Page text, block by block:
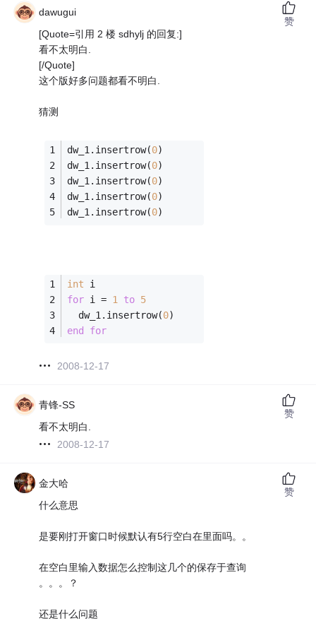
dawugui
[Quote=引用 2 楼 sdhylj 的回复:]
看不太明白.
[/Quote]
这个版好多问题都看不明白.
猜测
dw_1.insertrow(0)
dw_1.insertrow(0)
dw_1.insertrow(0)
dw_1.insertrow(0)
dw_1.insertrow(0)
int i
for i = 1 to 5
  dw_1.insertrow(
0)
end
for
2008-12-17
赞
青锋-SS
看不太明白.
2008-12-17
赞
金大哈
什么意思
是要刚打开窗口时候默认有5行空白在里面吗。。
在空白里输入数据怎么控制这几个的保存于查询
。。。？
还是什么问题
赞